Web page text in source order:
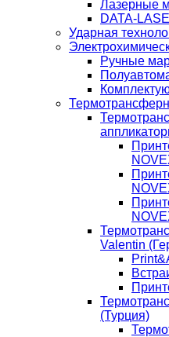
Лазерные
DATA-
Ударная
Ручные
Valentin
(Турция)